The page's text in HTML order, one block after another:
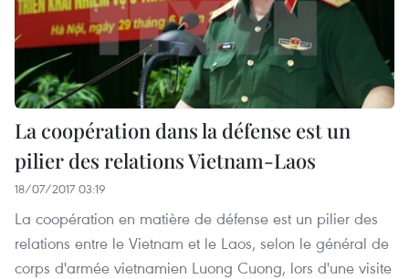
La coopération dans la défense est un
pilier des relations Vietnam-Laos
18/07/2017 03:19
La coopération en matière de défense est un pilier des
relations entre le Vietnam et le Laos, selon le général de
corps d'armée vietnamien Luong Cuong, lors d'une visite